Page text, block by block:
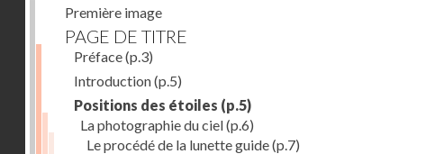
Première image
PAGE DE TITRE
Préface(p.3)
Introduction(p.5)
Positions des étoiles (p.5)
La photographie du ciel(p.6)
Le procédé de la lunette guide(p.7)